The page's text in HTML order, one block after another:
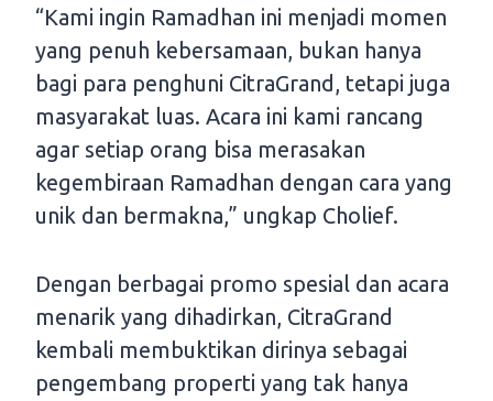
“Kami ingin Ramadhan ini menjadi momen
yang penuh kebersamaan, bukan hanya
bagi para penghuni CitraGrand, tetapi juga
masyarakat luas. Acara ini kami rancang
agar setiap orang bisa merasakan
kegembiraan Ramadhan dengan cara yang
unik dan bermakna,” ungkap Cholief.
Dengan berbagai promo spesial dan acara
menarik yang dihadirkan, CitraGrand
kembali membuktikan dirinya sebagai
pengembang properti yang tak hanya